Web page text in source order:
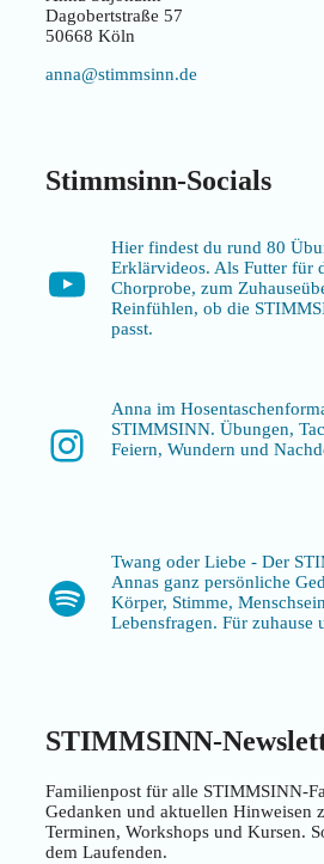
Dagobertstraße 57
50668 Köln
anna@stimmsinn.de
Stimmsinn-Socials
YouTube
Hier findest du rund 80
Erklärvideos. Als Futter für
Chorprobe, zum
Reinfühlen, ob die
passt.
Instagram
Anna im
STIMMSINN. Übungen,
Feiern, Wundern und
Spotify
Twang oder Liebe - Der
Annas ganz persönliche
Körper, Stimme,
Lebensfragen. Für zuhause
STIMMSINN-
Familienpost für alle STIMMSINN-
Gedanken und aktuellen Hinweisen
Terminen, Workshops und Kursen.
dem Laufenden.